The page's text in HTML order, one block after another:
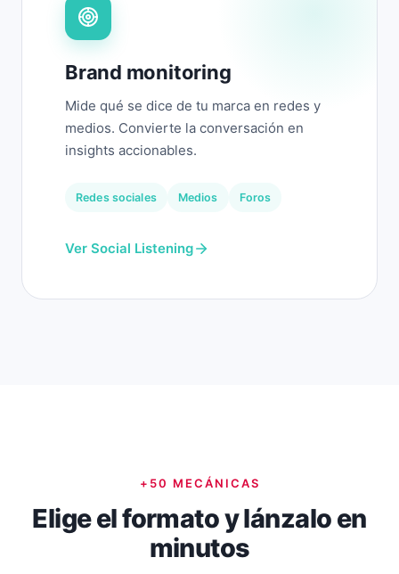
Brand monitoring
Mide qué se dice de tu marca en redes y
medios. Convierte la conversación en
insights accionables.
Redes sociales Medios Foros
Ver Social Listening
+50 MECÁNICAS
Elige el formato y lánzalo en
minutos